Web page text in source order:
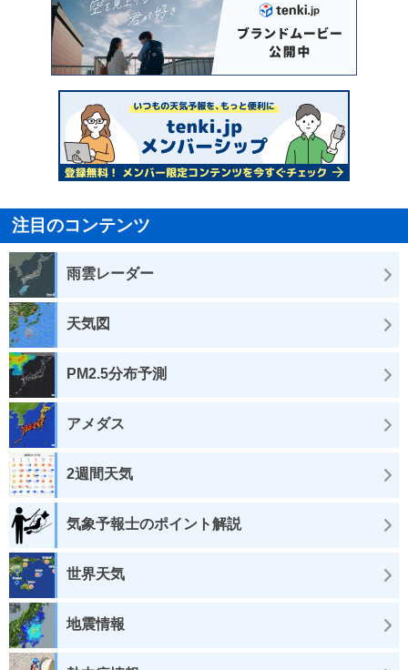
注目のコンテンツ
雨雲レーダー
天気図
PM2.5分布予測
アメダス
2週間天気
気象予報士のポイント解説
世界天気
地震情報